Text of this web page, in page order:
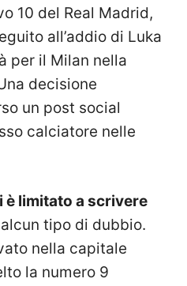
10 del Real Madrid,
all’addio di Luka
per il Milan nella
decisione
un post social
calciatore nelle
è limitato a scrivere
tipo di dubbio.
nella capitale
la numero 9